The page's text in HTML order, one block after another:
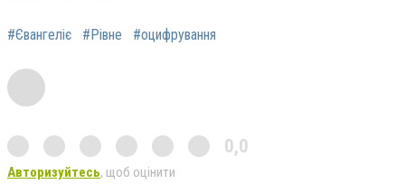
#Євангеліє #Рівне #оцифрування
0,0
Авторизуйтесь, щоб оцінити